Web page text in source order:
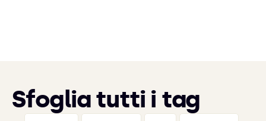
Sfoglia tutti i tag